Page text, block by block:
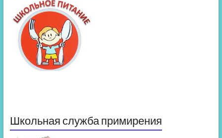
Школьная служба примирения